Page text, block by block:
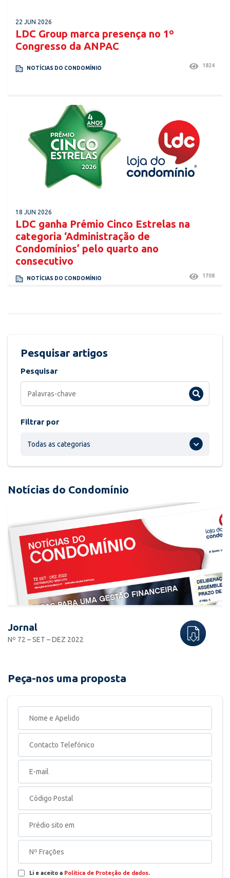
22 JUN 2026
LDC Group marca presença no 1º
Congresso da ANPAC
NOTÍCIAS DO CONDOMÍNIO 1824
18 JUN 2026
LDC ganha Prémio Cinco Estrelas na
categoria ‘Administração de
Condomínios’ pelo quarto ano
consecutivo
NOTÍCIAS DO CONDOMÍNIO 1708
Pesquisar artigos
Pesquisar
Filtrar por
Todas as categorias
Notícias do Condomínio
Jornal
Nº 72 – SET – DEZ 2022
Peça-nos uma proposta
Li e aceito a Política de Proteção de dados.